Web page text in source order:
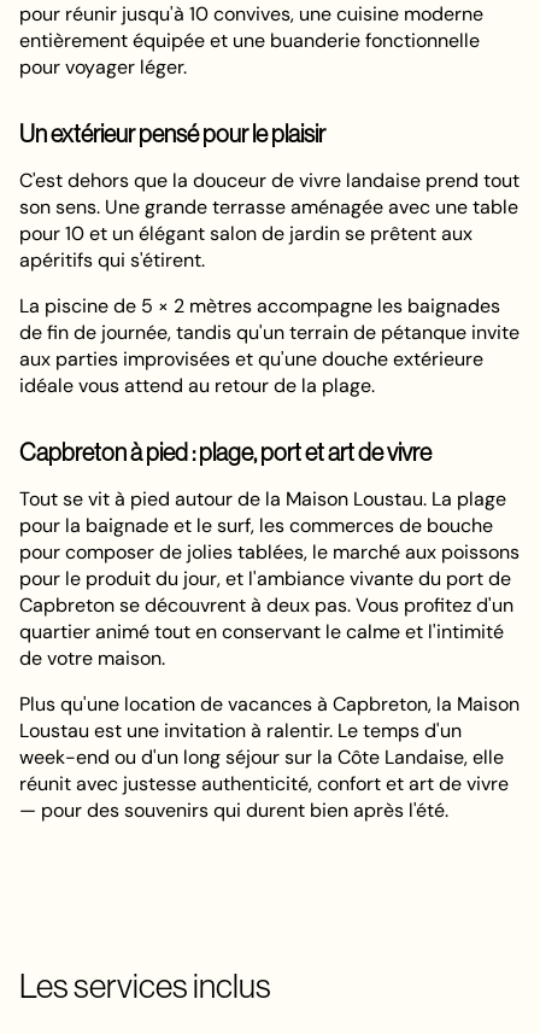
pour réunir jusqu'à 10 convives, une cuisine moderne
entièrement équipée et une buanderie fonctionnelle
pour voyager léger.
Un extérieur pensé pour le plaisir
C'est dehors que la douceur de vivre landaise prend tout
son sens. Une grande terrasse aménagée avec une table
pour 10 et un élégant salon de jardin se prêtent aux
apéritifs qui s'étirent.
La piscine de 5 × 2 mètres accompagne les baignades
de fin de journée, tandis qu'un terrain de pétanque invite
aux parties improvisées et qu'une douche extérieure
idéale vous attend au retour de la plage.
Capbreton à pied : plage, port et art de vivre
Tout se vit à pied autour de la Maison Loustau. La plage
pour la baignade et le surf, les commerces de bouche
pour composer de jolies tablées, le marché aux poissons
pour le produit du jour, et l'ambiance vivante du port de
Capbreton se découvrent à deux pas. Vous profitez d'un
quartier animé tout en conservant le calme et l'intimité
de votre maison.
Plus qu'une location de vacances à Capbreton, la Maison
Loustau est une invitation à ralentir. Le temps d'un
week-end ou d'un long séjour sur la Côte Landaise, elle
réunit avec justesse authenticité, confort et art de vivre
— pour des souvenirs qui durent bien après l'été.
Les services inclus